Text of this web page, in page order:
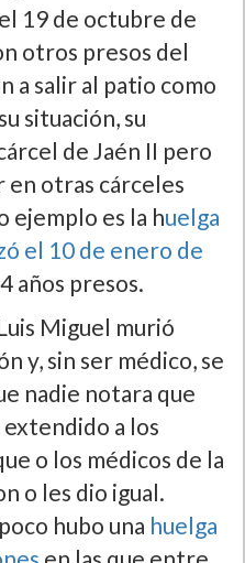
19 de octubre de
otros presos del
a salir al patio como
situación, su
de Jaén II pero
en otras cárceles
ejemplo es la huelga
el 10 de enero de
años presos.
Miguel murió
y, sin ser médico, se
nadie notara que
a los
o los médicos de la
o les dio igual.
hubo una huelga